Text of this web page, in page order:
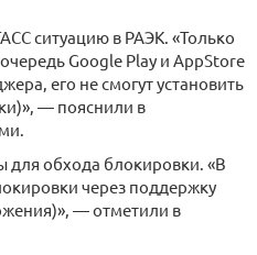
ситуацию в РАЭК. «Только
Google Play и AppStore
его не смогут установить
— пояснили в
для обхода блокировки. «В
через поддержку
— отметили в